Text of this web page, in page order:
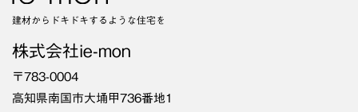
建材からドキドキするような住宅を
株式会社ie-mon
〒783-0004
高知県南国市大埇甲736番地1